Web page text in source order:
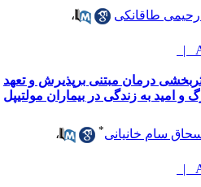
طاقانکی
،
درمان مبتنی برپذیرش و تعهد
به زندگی در بیماران مولتیپل
سام خانیانی
،